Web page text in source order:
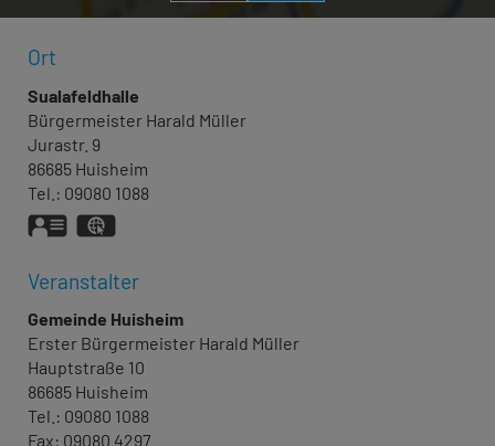
Ort
Sualafeldhalle
Bürgermeister Harald Müller
Jurastr. 9
86685 Huisheim
Tel.: 09080 1088
vCard
Veranstalter
Gemeinde Huisheim
Erster Bürgermeister Harald Müller
Hauptstraße 10
86685 Huisheim
Tel.: 09080 1088
Fax: 09080 4297